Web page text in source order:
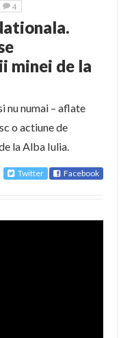
4
minei de la
nu numai – aflate
o actiune de
la Alba Iulia.
Twitter Facebook